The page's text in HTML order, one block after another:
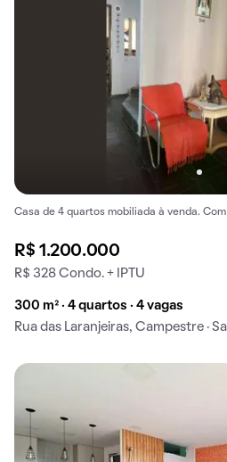
Casa de 4 quartos mobiliada à venda.
R$ 1.200.000
R$ 328 Condo. + IPTU
300 m² · 4 quartos · 4 vagas
Rua das Laranjeiras, Campestre ·